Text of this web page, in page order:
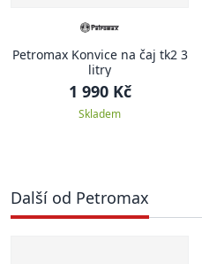
Petromax Konvice na čaj tk2 3
litry
1 990 Kč
Skladem
Další od Petromax